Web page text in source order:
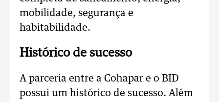
mobilidade, segurança e
habitabilidade.
Histórico de sucesso
A parceria entre a Cohapar e o BID
possui um histórico de sucesso. Além